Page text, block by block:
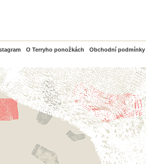
O Terryho ponožkách Obchodní podmínky
PayPal